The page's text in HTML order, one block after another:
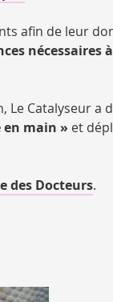
afin de leur
nécessaires
Le Catalyseur a
main » et
des Docteurs.